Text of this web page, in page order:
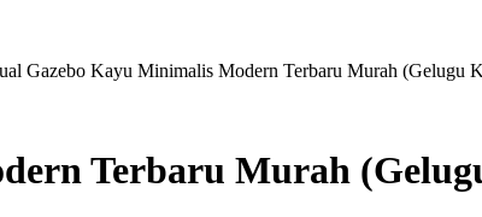
Gazebo Kayu Minimalis Modern Terbaru Murah (Gelugu
Terbaru Murah